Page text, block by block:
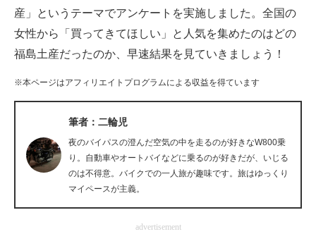
ビジネスと働き方のヒント
マーケ×ITの今がよく分かる
ITエンジニア向け専門サイト
IT製品の技術・比較・事例
産」というテーマでアンケートを実施しました。全国の
女性から「買ってきてほしい」と人気を集めたのはどの
福島土産だったのか、早速結果を見ていきましょう！
※本ページはアフィリエイトプログラムによる収益を得ています
筆者：二輪児
夜のバイパスの澄んだ空気の中を走るのが好きなW800乗
り。自動車やオートバイなどに乗るのが好きだが、いじる
のは不得意。バイクでの一人旅が趣味です。旅はゆっくり
マイペースが主義。
advertisement